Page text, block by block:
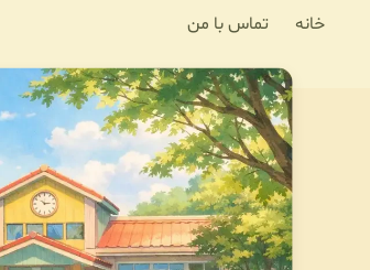
خانه تماس با من